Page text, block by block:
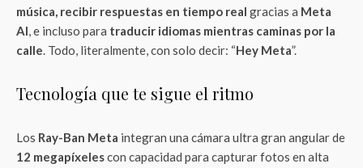
música, recibir respuestas en tiempo real gracias a Meta
AI, e incluso para traducir idiomas mientras caminas por la
calle. Todo, literalmente, con solo decir: “Hey Meta”.
Tecnología que te sigue el ritmo
Los Ray-Ban Meta integran una cámara ultra gran angular de
12 megapíxelescon capacidad para capturar fotos en alta